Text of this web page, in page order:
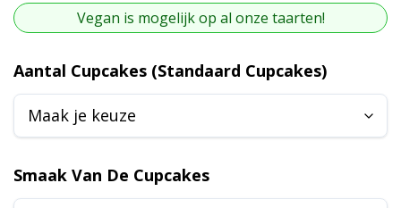
Vegan is mogelijk op al onze taarten!
Aantal Cupcakes (standaard Cupcakes)
Smaak Van De Cupcakes
A
l
e
n